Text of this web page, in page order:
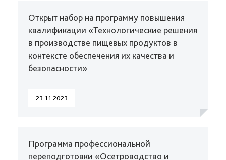
Открыт набор на программу повышения
квалификации «Технологические решения
в производстве пищевых продуктов в
контексте обеспечения их качества и
безопасности»
23.11.2023
Программа профессиональной
переподготовки «Осетроводство и